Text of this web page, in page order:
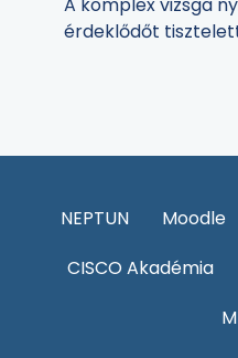
A komplex vizsga
érdeklődőt
NEPTUN Moodle
CISCO Akadémia